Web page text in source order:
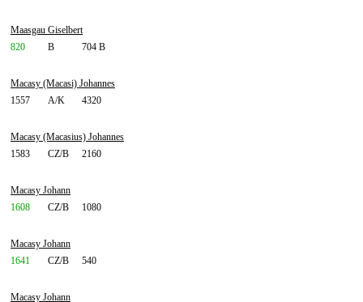
Maasgau Giselbert
820
B 704 B
Macasy (Macasi) Johannes
1557
A/K 4320
Macasy (Macasius) Johannes
1583
CZ/B 2160
Macasy Johann
1608
CZ/B 1080
Macasy Johann
1641
CZ/B 540
Macasy Johann